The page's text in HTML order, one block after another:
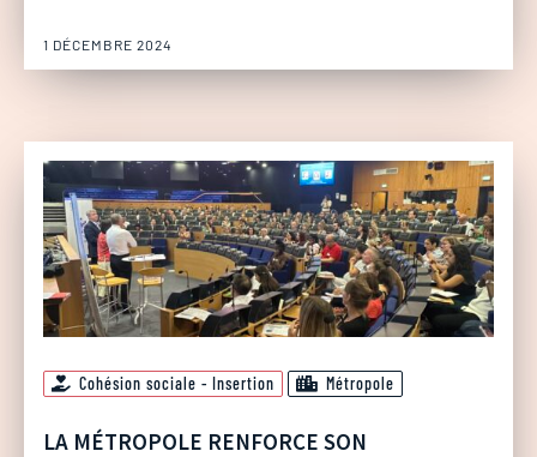
1 DÉCEMBRE 2024
Cohésion sociale - Insertion Métropole
LA MÉTROPOLE RENFORCE SON